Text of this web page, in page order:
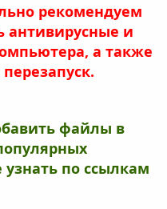
рекомендуем
и
а также
файлы в
по ссылкам